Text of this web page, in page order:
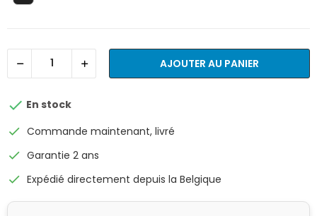
AJOUTER AU PANIER
 En stock
check Commande maintenant, livré
check Garantie 2 ans
check Expédié directement depuis la Belgique